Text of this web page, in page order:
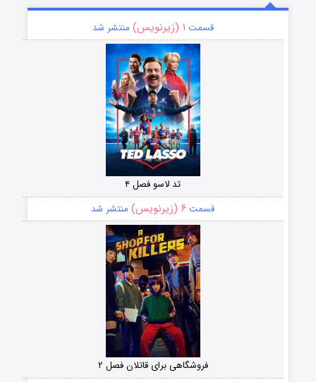
قسمت ۱ (زیرنویس) منتشر شد
تد لاسو فصل ۴
قسمت ۶ (زیرنویس) منتشر شد
فروشگاهی برای قاتلان فصل ۲